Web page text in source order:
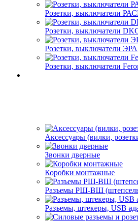
Розетки, выключатели
Розетки, выключатели
Розетки, выключатели ЭРА
Розетки, выключатели
Аксессуары (вилки,
Звонки дверные
Коробки монтажные
Разъемы РШ-ВШ
Разъемы, штекеры, USB